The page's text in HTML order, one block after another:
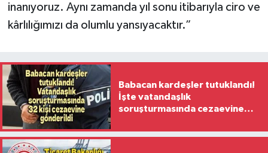
inanıyoruz. Aynı zamanda yıl sonu itibarıyla ciro ve
kârlılığımızı da olumlu yansıyacaktır.”
Babacan kardeşler tutuklandı!
İşte vatandaşlık
soruşturmasında cezaevine